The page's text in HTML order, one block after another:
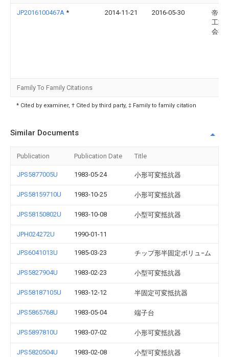
JP2016100467A * 2014-11-21 2016-05-30
帝国
工業
会社
Family To Family Citations
* Cited by examiner, † Cited by third party, ‡ Family to family citation
Similar Documents
Publication Publication Date Title
JPS5877005U 1983-05-24 小形可変抵抗器
JPS58159710U 1983-10-25 小形可変抵抗器
JPS58150802U 1983-10-08 小型可変抵抗器
JPH024272U 1990-01-11
JPS6041013U 1985-03-23 チップ形半固定ボリュ−ム
JPS5827904U 1983-02-23 小型可変抵抗器
JPS58187105U 1983-12-12 半固定可変抵抗器
JPS5865768U 1983-05-04 端子台
JPS5897810U 1983-07-02 小形可変抵抗器
JPS5820504U 1983-02-08 小型可変抵抗器